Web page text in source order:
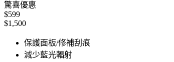
驚喜優惠
$599
$1,500
保護面板/修補刮痕
減少藍光輻射